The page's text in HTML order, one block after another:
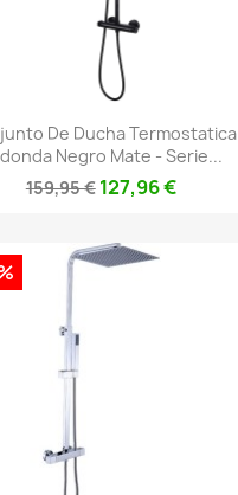
Vista rápida
De Ducha Termostatica
Negro Mate - Serie...
159,95 € 127,96 €